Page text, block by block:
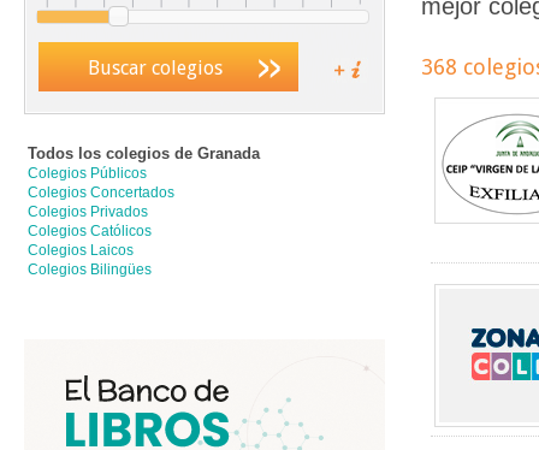
Buscar colegios
Todos los colegios de Granada
Colegios Públicos
Colegios Concertados
Colegios Privados
Colegios Católicos
Colegios Laicos
Colegios Bilingües
mejor
368